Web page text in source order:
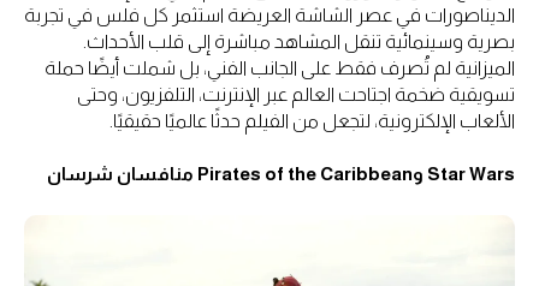
الديناصورات في عصر الشاشة العريضة استثمر كل فلس في تجربة
بصرية وسينمائية تنقل المشاهد مباشرة إلى قلب الأحداث.
الميزانية لم تُصرف فقط على الجانب الفني، بل شملت أيضًا حملة
تسويقية ضخمة اجتاحت العالم عبر الإنترنت، التلفزيون، وحتى
الألعاب الإلكترونية، لتجعل من الفيلم حدثًا عالميًا حقيقيًا.
Star Wars وPirates of the Caribbean منافسان شرسان